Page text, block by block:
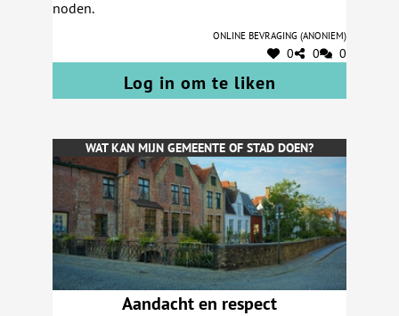
noden.
Online bevraging (anoniem)
0 0 0
Log in om te liken
WAT KAN MIJN GEMEENTE OF STAD DOEN?
Aandacht en respect